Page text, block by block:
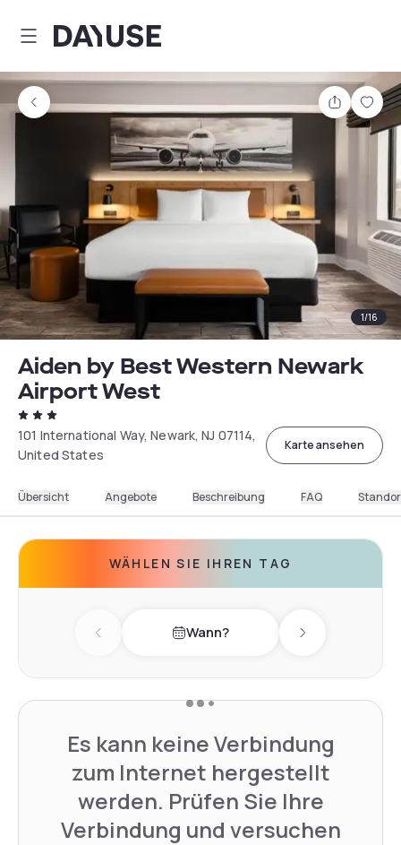
Dayuse
Teilen
1/16
Aiden by Best Western Newark
Airport West
101 International Way, Newark, NJ 07114,
United States
Karte ansehen
Übersicht Angebote Beschreibung FAQ
WÄHLEN SIE IHREN TAG
Previous day Wann? Next day
Es kann keine Verbindung
zum Internet hergestellt
werden. Prüfen Sie Ihre
Verbindung und versuchen